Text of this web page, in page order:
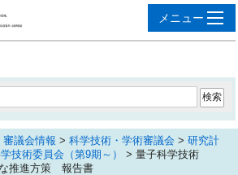
審議会情報 > 科学技術・学術審議会 > 研究計
技術委員会（第9期～）
> 量子科学技術
な推進方策 報告書